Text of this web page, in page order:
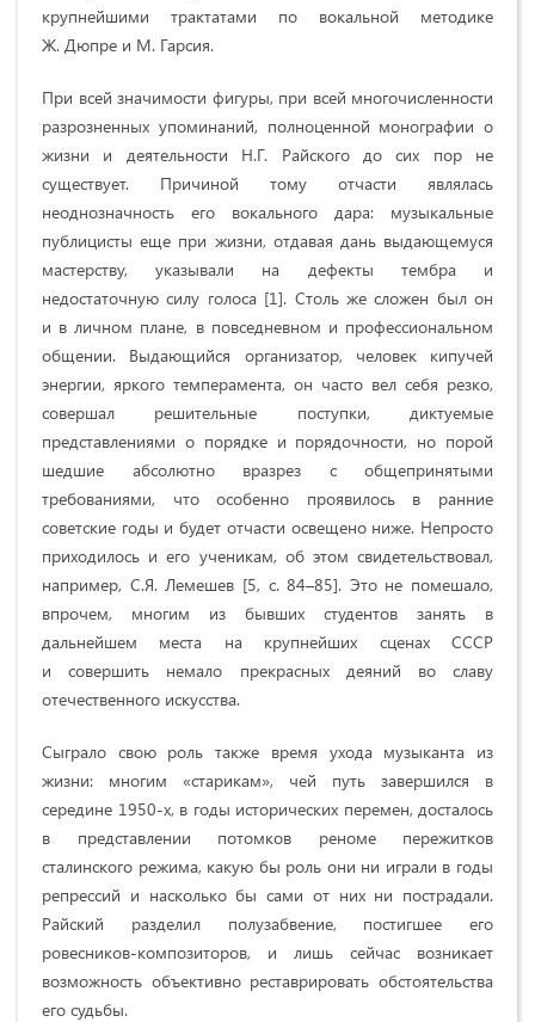
крупнейшими трактатами по вокальной методике
Ж. Дюпре и М. Гарсия.
При всей значимости фигуры, при всей многочисленности
разрозненных упоминаний, полноценной монографии о
жизни и деятельности Н.Г. Райского до сих пор не
существует. Причиной тому отчасти являлась
неоднозначность его вокального дара: музыкальные
публицисты еще при жизни, отдавая дань выдающемуся
мастерству, указывали на дефекты тембра и
недостаточную силу голоса [1]. Столь же сложен был он
и в личном плане, в повседневном и профессиональном
общении. Выдающийся организатор, человек кипучей
энергии, яркого темперамента, он часто вел себя резко,
совершал решительные поступки, диктуемые
представлениями о порядке и порядочности, но порой
шедшие абсолютно вразрез с общепринятыми
требованиями, что особенно проявилось в ранние
советские годы и будет отчасти освещено ниже. Непросто
приходилось и его ученикам, об этом свидетельствовал,
например, С.Я. Лемешев [5, с. 84–85]. Это не помешало,
впрочем, многим из бывших студентов занять в
дальнейшем места на крупнейших сценах СССР
и совершить немало прекрасных деяний во славу
отечественного искусства.
Сыграло свою роль также время ухода музыканта из
жизни: многим «старикам», чей путь завершился в
середине 1950-х, в годы исторических перемен, досталось
в представлении потомков реноме пережитков
сталинского режима, какую бы роль они ни играли в годы
репрессий и насколько бы сами от них ни пострадали.
Райский разделил полузабвение, постигшее его
ровесников-композиторов, и лишь сейчас возникает
возможность объективно реставрировать обстоятельства
его судьбы.